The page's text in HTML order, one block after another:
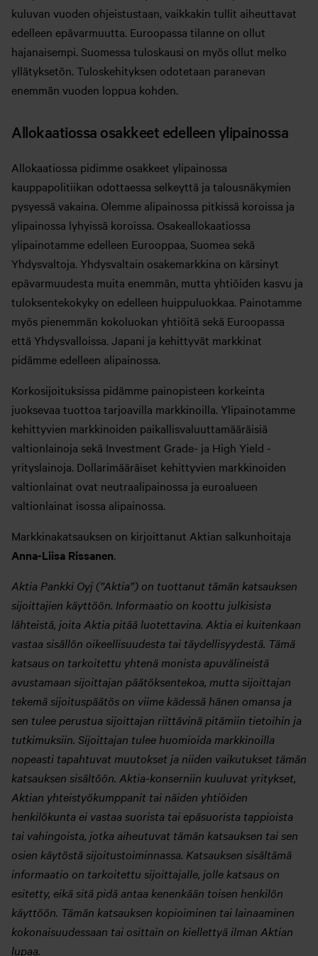
kuluvan vuoden ohjeistustaan, vaikkakin tullit aiheuttavat
edelleen epävarmuutta. Euroopassa tilanne on ollut
hajanaisempi. Suomessa tuloskausi on myös ollut melko
yllätyksetön. Tuloskehityksen odotetaan paranevan
enemmän vuoden loppua kohden.
Allokaatiossa osakkeet edelleen ylipainossa
Allokaatiossa pidimme osakkeet ylipainossa
kauppapolitiikan odottaessa selkeyttä ja talousnäkymien
pysyessä vakaina. Olemme alipainossa pitkissä koroissa ja
ylipainossa lyhyissä koroissa. Osakeallokaatiossa
ylipainotamme edelleen Eurooppaa, Suomea sekä
Yhdysvaltoja. Yhdysvaltain osakemarkkina on kärsinyt
epävarmuudesta muita enemmän, mutta yhtiöiden kasvu ja
tuloksentekokyky on edelleen huippuluokkaa. Painotamme
myös pienemmän kokoluokan yhtiöitä sekä Euroopassa
että Yhdysvalloissa. Japani ja kehittyvät markkinat
pidämme edelleen alipainossa.
Korkosijoituksissa pidämme painopisteen korkeinta
juoksevaa tuottoa tarjoavilla markkinoilla. Ylipainotamme
kehittyvien markkinoiden paikallisvaluuttamääräisiä
valtionlainoja sekä Investment Grade- ja High Yield -
yrityslainoja. Dollarimääräiset kehittyvien markkinoiden
valtionlainat ovat neutraalipainossa ja euroalueen
valtionlainat isossa alipainossa.
Markkinakatsauksen on kirjoittanut Aktian salkunhoitaja
Anna-Liisa Rissanen.
Aktia Pankki Oyj (”Aktia”) on tuottanut tämän katsauksen
sijoittajien käyttöön. Informaatio on koottu julkisista
lähteistä, joita Aktia pitää luotettavina. Aktia ei kuitenkaan
vastaa sisällön oikeellisuudesta tai täydellisyydestä. Tämä
katsaus on tarkoitettu yhtenä monista apuvälineistä
avustamaan sijoittajan päätöksentekoa, mutta sijoittajan
tekemä sijoituspäätös on viime kädessä hänen omansa ja
sen tulee perustua sijoittajan riittävinä pitämiin tietoihin ja
tutkimuksiin. Sijoittajan tulee huomioida markkinoilla
nopeasti tapahtuvat muutokset ja niiden vaikutukset tämän
katsauksen sisältöön. Aktia-konserniin kuuluvat yritykset,
Aktian yhteistyökumppanit tai näiden yhtiöiden
henkilökunta ei vastaa suorista tai epäsuorista tappioista
tai vahingoista, jotka aiheutuvat tämän katsauksen tai sen
osien käytöstä sijoitustoiminnassa. Katsauksen sisältämä
informaatio on tarkoitettu sijoittajalle, jolle katsaus on
esitetty, eikä sitä pidä antaa kenenkään toisen henkilön
käyttöön. Tämän katsauksen kopioiminen tai lainaaminen
kokonaisuudessaan tai osittain on kiellettyä ilman Aktian
lupaa.